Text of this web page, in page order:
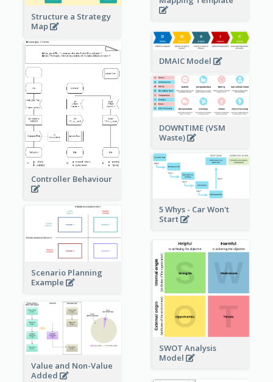
Structure a Strategy
Map
DMAIC Model
Controller Behaviour
DOWNTIME (VSM
Waste)
5 Whys - Car Won't
Start
Scenario Planning
Example
SWOT Analysis
Model
Value and Non-Value
Added